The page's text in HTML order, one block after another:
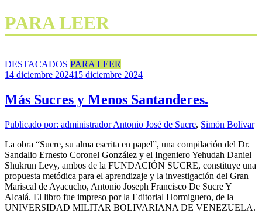
PARA LEER
DESTACADOS PARA LEER
14 diciembre 202415 diciembre 2024
Más Sucres y Menos Santanderes.
Publicado por: administradorAntonio José de Sucre, Simón Bolívar
La obra “Sucre, su alma escrita en papel”, una compilación del Dr.
Sandalio Ernesto Coronel González y el Ingeniero Yehudah Daniel
Shukrun Levy, ambos de la FUNDACIÓN SUCRE, constituye una
propuesta metódica para el aprendizaje y la investigación del Gran
Mariscal de Ayacucho, Antonio Joseph Francisco De Sucre Y
Alcalá. El libro fue impreso por la Editorial Hormiguero, de la
UNIVERSIDAD MILITAR BOLIVARIANA DE VENEZUELA.